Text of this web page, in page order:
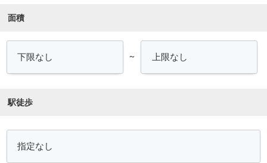
面積
～
駅徒歩